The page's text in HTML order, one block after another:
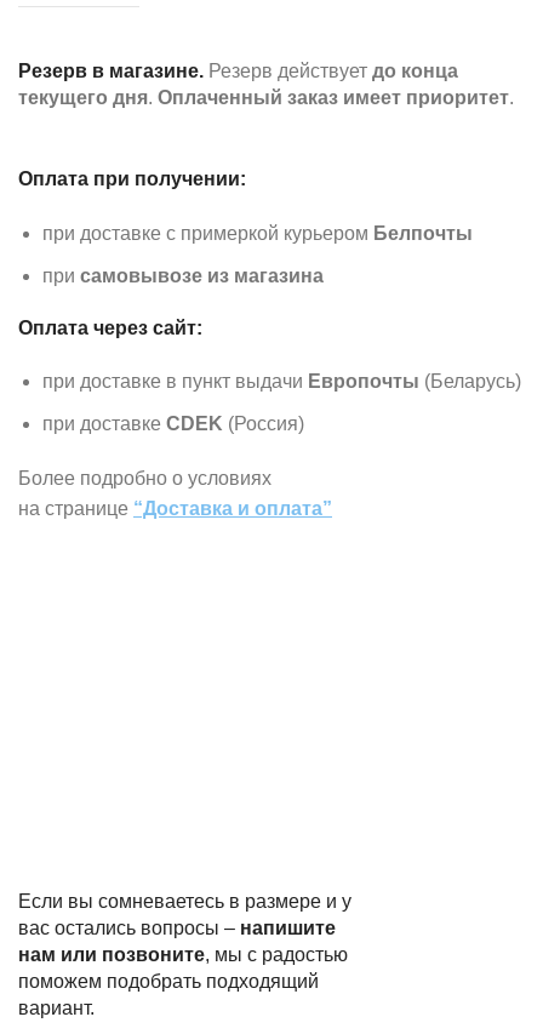
Резерв в магазине. Резерв действует до конца
текущего дня. Оплаченный заказ имеет приоритет.
Оплата при получении:
при доставке с примеркой курьером Белпочты
при самовывозе из магазина
Оплата через сайт:
при доставке в пункт выдачи Европочты (Беларусь)
при доставке CDEK (Россия)
Более подробно о условиях
на странице “Доставка и оплата”
Если вы сомневаетесь в размере и у
вас остались вопросы – напишите
нам или позвоните, мы с радостью
поможем подобрать подходящий
вариант.